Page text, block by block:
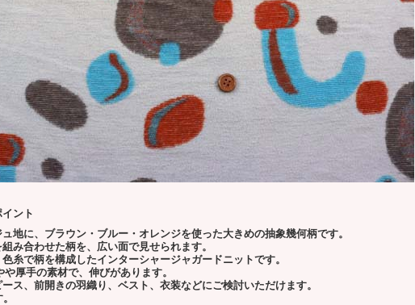
ント
地に、ブラウン・ブルー・オレンジを使った大きめの抽象幾何柄です。
み合わせた柄を、広い面で見せられます。
糸で柄を構成したインターシャージャガードニットです。
や厚手の素材で、伸びがあります。
ス、前開きの羽織り、ベスト、衣装などにご検討いただけます。